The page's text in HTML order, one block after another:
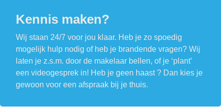
Kennis maken?
Wij staan 24/7 voor jou klaar. Heb je zo spoedig
mogelijk hulp nodig of heb je brandende vragen? Wij
laten je z.s.m. door de makelaar bellen, of je ‘plant’
een videogesprek in! Heb je geen haast ? Dan kies je
gewoon voor een afspraak bij je thuis.